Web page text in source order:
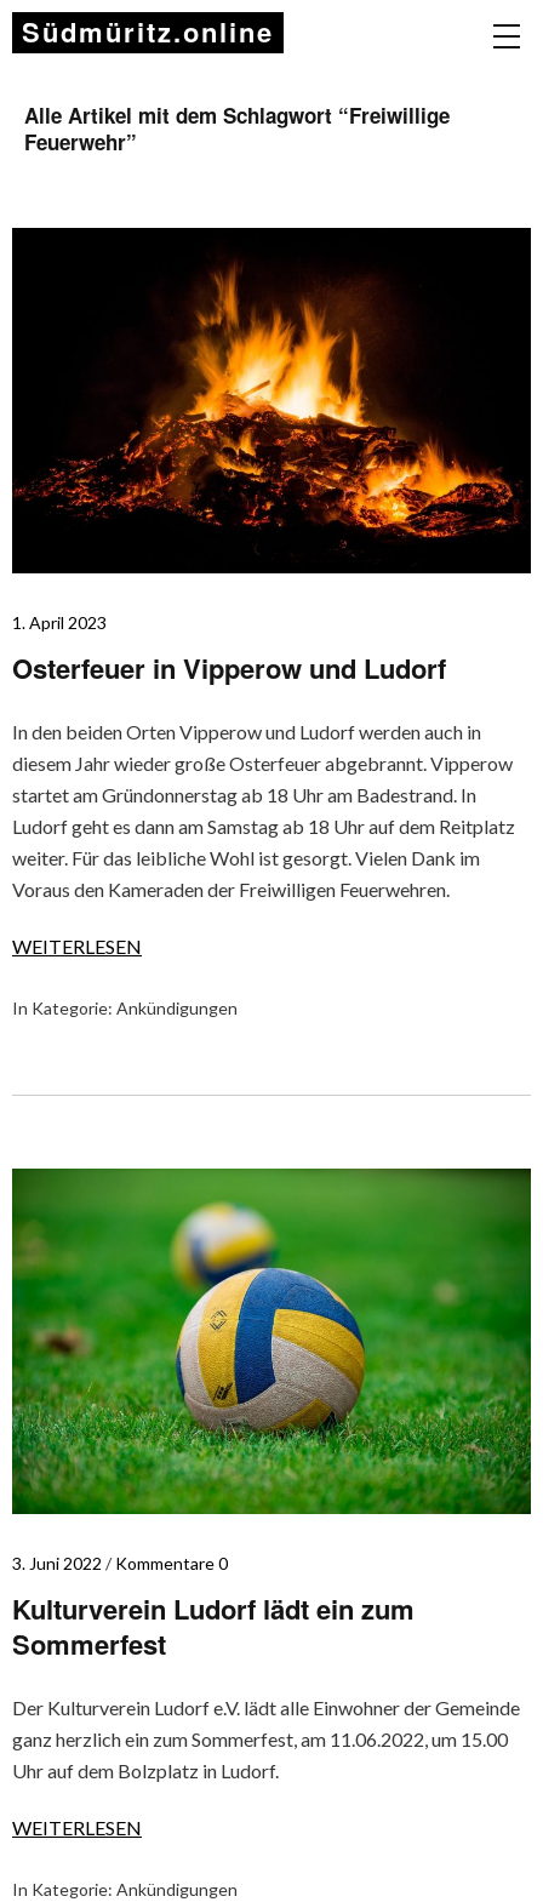
Südmüritz.online
Alle Artikel mit dem Schlagwort “Freiwillige
Feuerwehr”
1. April 2023
Osterfeuer in Vipperow und Ludorf
In den beiden Orten Vipperow und Ludorf werden auch in
diesem Jahr wieder große Osterfeuer abgebrannt. Vipperow
startet am Gründonnerstag ab 18 Uhr am Badestrand. In
Ludorf geht es dann am Samstag ab 18 Uhr auf dem Reitplatz
weiter. Für das leibliche Wohl ist gesorgt. Vielen Dank im
Voraus den Kameraden der Freiwilligen Feuerwehren.
WEITERLESEN
In Kategorie: Ankündigungen
3. Juni 2022 Kommentare 0
Kulturverein Ludorf lädt ein zum
Sommerfest
Der Kulturverein Ludorf e.V. lädt alle Einwohner der Gemeinde
ganz herzlich ein zum Sommerfest, am 11.06.2022, um 15.00
Uhr auf dem Bolzplatz in Ludorf.
WEITERLESEN
In Kategorie: Ankündigungen